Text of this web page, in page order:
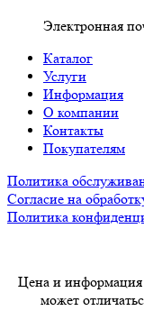
Электронная
Каталог
Услуги
Информация
О компании
Контакты
Покупателям
Политика
Согласие на
Политика
Цена и информация
может